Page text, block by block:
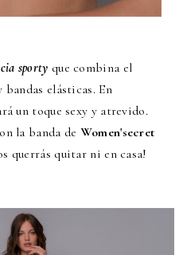
sporty que combina el
elásticas. En
un toque sexy y atrevido.
la banda de Women'secret
querrás quitar ni en casa!